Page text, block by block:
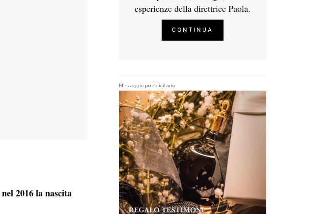
nel 2016 la nascita
esperienze della direttrice Paola.
CONTINUA
Messaggio pubblicitario